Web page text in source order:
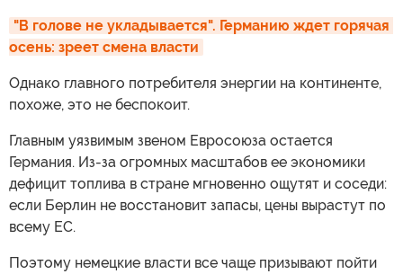
"В голове не укладывается". Германию ждет горячая
осень: зреет смена власти
Однако главного потребителя энергии на континенте,
похоже, это не беспокоит.
Главным уязвимым звеном Евросоюза остается
Германия. Из-за огромных масштабов ее экономики
дефицит топлива в стране мгновенно ощутят и соседи:
если Берлин не восстановит запасы, цены вырастут по
всему ЕС.
Поэтому немецкие власти все чаще призывают пойти